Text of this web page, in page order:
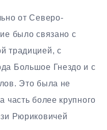
от Северо-
было связано с
традицией, с
Большое Гнездо и с
Это была не
часть более крупного
Рюриковичей